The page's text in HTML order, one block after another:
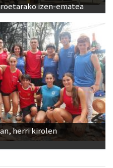
izen-ematea
herri kirolen